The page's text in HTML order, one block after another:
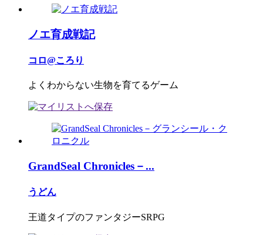
ノエ育成戦記
コロ@ころり
よくわからない生物を育てるゲーム
GrandSeal Chronicles－...
うどん
王道タイプのファンタジーSRPG